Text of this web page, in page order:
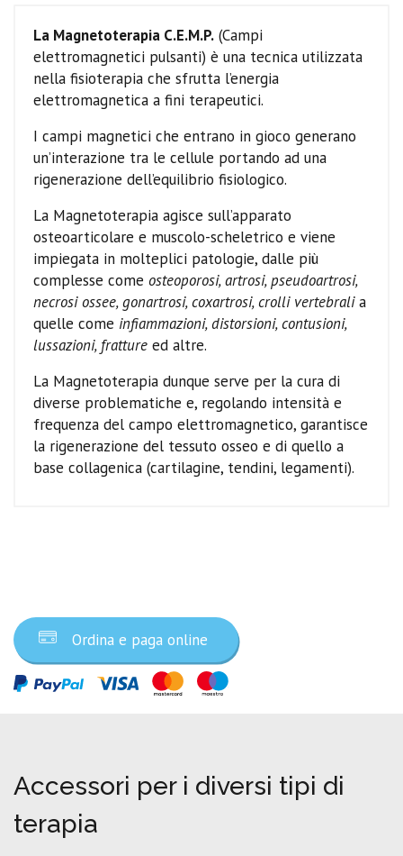
La Magnetoterapia C.E.M.P. (Campi
elettromagnetici pulsanti) è una tecnica utilizzata
nella fisioterapia che sfrutta l’energia
elettromagnetica a fini terapeutici.
I campi magnetici che entrano in gioco generano
un’interazione tra le cellule portando ad una
rigenerazione dell’equilibrio fisiologico.
La Magnetoterapia agisce sull’apparato
osteoarticolare e muscolo-scheletrico e viene
impiegata in molteplici patologie, dalle più
complesse come osteoporosi, artrosi, pseudoartrosi,
necrosi ossee, gonartrosi, coxartrosi, crolli vertebralia
quelle come infiammazioni, distorsioni, contusioni,
lussazioni, fratture ed altre.
La Magnetoterapia dunque serve per la cura di
diverse problematiche e, regolando intensità e
frequenza del campo elettromagnetico, garantisce
la rigenerazione del tessuto osseo e di quello a
base collagenica (cartilagine, tendini, legamenti).
Ordina e paga online
Accessori per i diversi tipi di
terapia